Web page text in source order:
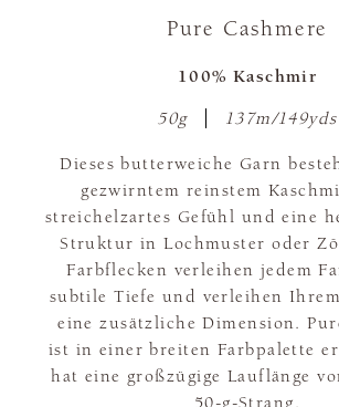
Pure Cashmere
100% Kaschmir
50g 137m/149yds
Dieses butterweiche Garn
gezwirntem reinstem
streichelzartes Gefühl und eine
Struktur in Lochmuster oder
Farbflecken verleihen jedem
subtile Tiefe und verleihen
eine zusätzliche Dimension.
ist in einer breiten Farbpalette
hat eine großzügige Lauflänge
50-g-Strang.